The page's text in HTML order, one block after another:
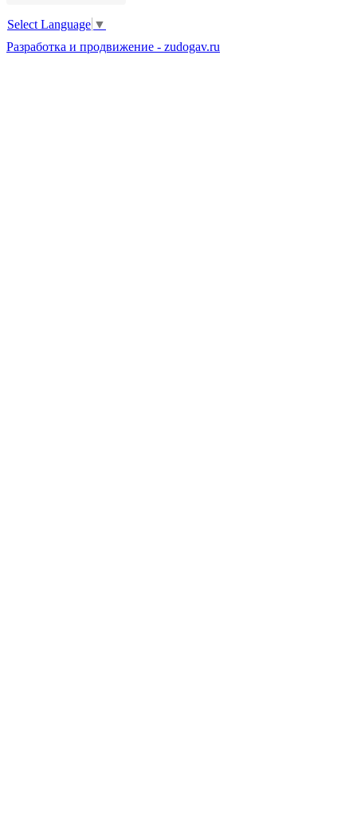
Select Language ▼
Разработка и продвижение - zudogav.ru